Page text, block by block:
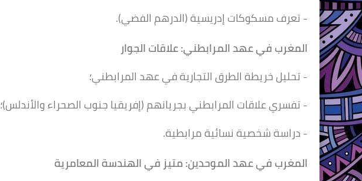
- تعرف مسكوكات إدريسية (الدرهم الفضي).
المغرب في عهد المرابطني:علاقات الجوار
- تحليل خريطة الطرق التجارية في عهد المرابطني؛
- تفسري علاقات المرابطني بجريانهم (إفريقيا جنوب الصحراء والأندلس)؛
- دراسة شخصية نسائية مرابطية.
المغرب في عهد الموحدين:متيز في الهندسة المعامرية